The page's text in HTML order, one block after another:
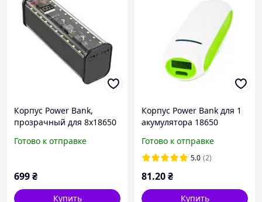
Корпус Power Bank,
прозрачный для 8х18650
быстрой зарядки
Готово к отправке
699₴
Купить
Корпус Power Bank для 1
акумулятора 18650
овальний
Готово к отправке
5.0 (2)
81.20₴
Купить